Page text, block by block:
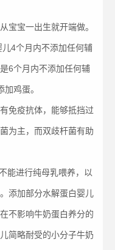
宝宝一出生就开端做。
4个月内不添加任何辅
6个月内不添加任何辅
鸡蛋。
免疫抗体，能够抵挡过
为主，而双歧杆菌有助
能进行纯母乳喂养，以
添加部分水解蛋白婴儿
不影响牛奶蛋白养分的
简略耐受的小分子牛奶